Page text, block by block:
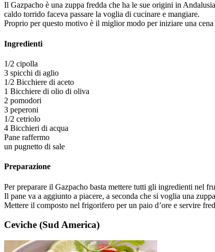
Il Gazpacho è una zuppa fredda che ha le sue origini in
caldo torrido faceva passare la voglia di cucinare e mangiare.
Proprio per questo motivo è il miglior modo per iniziare una cena
Ingredienti
1/2 cipolla
3 spicchi di aglio
1/2 Bicchiere di aceto
1 Bicchiere di olio di oliva
2 pomodori
3 peperoni
1/2 cetriolo
4 Bicchieri di acqua
Pane raffermo
un pugnetto di sale
Preparazione
Per preparare il Gazpacho basta mettere tutti gli ingredienti nel
Il pane va a aggiunto a piacere, a seconda che si voglia una
Mettere il composto nel frigorifero per un paio d’ore e servire
Ceviche (Sud America)